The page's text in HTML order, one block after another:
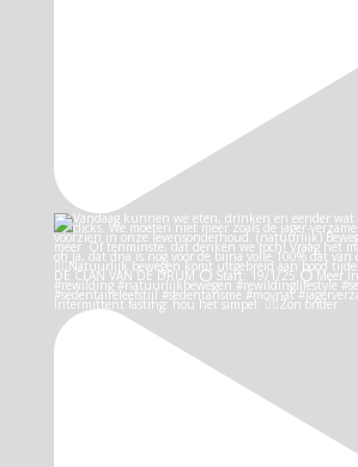
Intermittent fasting: hou het simpel: 👉🏻Zon onder